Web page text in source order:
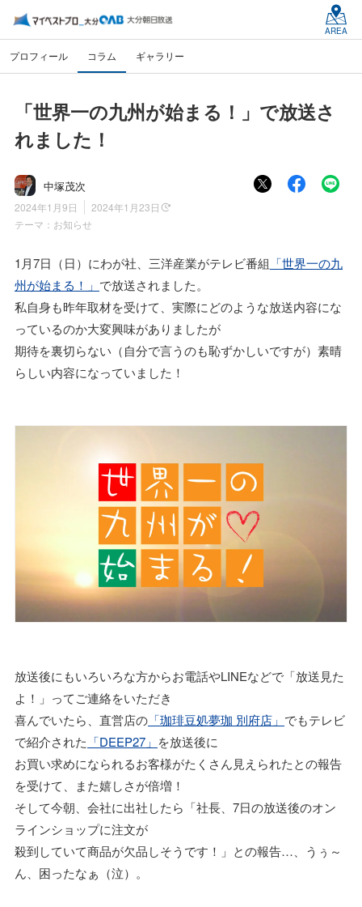
AREA
プロフィール コラム ギャラリー
「世界一の九州が始まる！」で放送さ
れました！
中塚茂次
2024年1月9日
2024年1月23日
テーマ： お知らせ
1月7日（日）にわが社、三洋産業がテレビ番組 「世界一の九
州が始まる！」 で放送されました。
私自身も昨年取材を受けて、実際にどのような放送内容にな
っているのか大変興味がありましたが
期待を裏切らない（自分で言うのも恥ずかしいですが）素晴
らしい内容になっていました！
放送後にもいろいろな方からお電話やLINEなどで「放送見た
よ！」ってご連絡をいただき
喜んでいたら、直営店の 「珈琲豆処夢珈 別府店」 でもテレビ
で紹介された 「DEEP27」 を放送後に
お買い求めになられるお客様がたくさん見えられたとの報告
を受けて、また嬉しさが倍増！
そして今朝、会社に出社したら「社長、7日の放送後のオン
ラインショップに注文が
殺到していて商品が欠品しそうです！」との報告…、うぅ～
ん、困ったなぁ（泣）。